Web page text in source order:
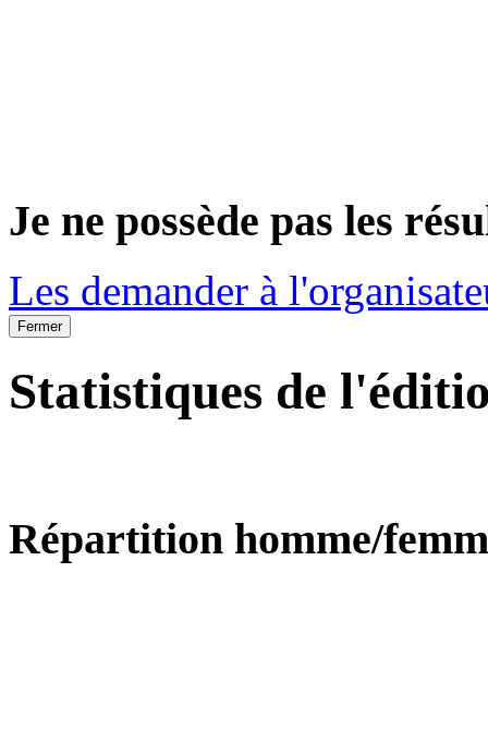
Je ne possède pas les
Les demander à
Fermer
Statistiques de
Répartition homme/